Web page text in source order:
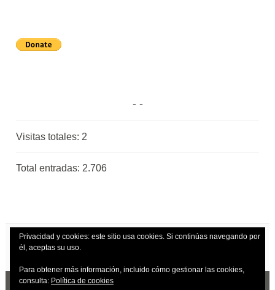
Visitas totales: 2
Total entradas:2.706
Privacidad y cookies: este sitio usa cookies. Si continúas navegando por
él, aceptas su uso.
Para obtener más información, incluido cómo gestionar las cookies,
consulta: Política de cookies